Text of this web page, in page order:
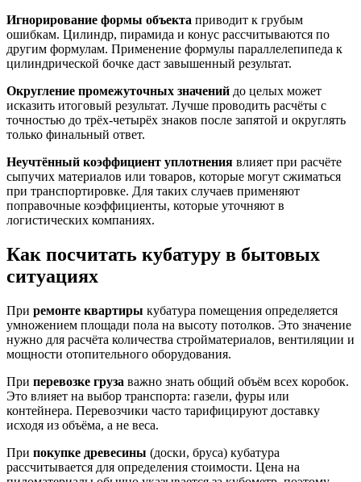
Игнорирование формы объекта приводит к грубым
ошибкам. Цилиндр, пирамида и конус рассчитываются по
другим формулам. Применение формулы параллелепипеда к
цилиндрической бочке даст завышенный результат.
Округление промежуточных значений до целых может
исказить итоговый результат. Лучше проводить расчёты с
точностью до трёх-четырёх знаков после запятой и округлять
только финальный ответ.
Неучтённый коэффициент уплотнения влияет при расчёте
сыпучих материалов или товаров, которые могут сжиматься
при транспортировке. Для таких случаев применяют
поправочные коэффициенты, которые уточняют в
логистических компаниях.
Как посчитать кубатуру в бытовых
ситуациях
При ремонте квартиры кубатура помещения определяется
умножением площади пола на высоту потолков. Это значение
нужно для расчёта количества стройматериалов, вентиляции и
мощности отопительного оборудования.
При перевозке груза важно знать общий объём всех коробок.
Это влияет на выбор транспорта: газели, фуры или
контейнера. Перевозчики часто тарифицируют доставку
исходя из объёма, а не веса.
При покупке древесины (доски, бруса) кубатура
рассчитывается для определения стоимости. Цена на